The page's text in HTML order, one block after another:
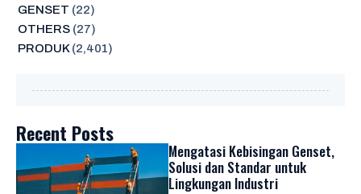
GENSET (22)
OTHERS(27)
PRODUK(2,401)
Recent Posts
Mengatasi Kebisingan Genset,
Solusi dan Standar untuk
Lingkungan Industri